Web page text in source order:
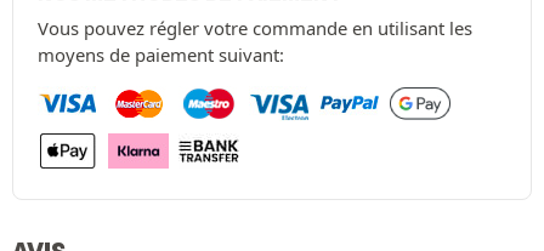
Vous pouvez régler votre commande en utilisant les
moyens de paiement suivant: